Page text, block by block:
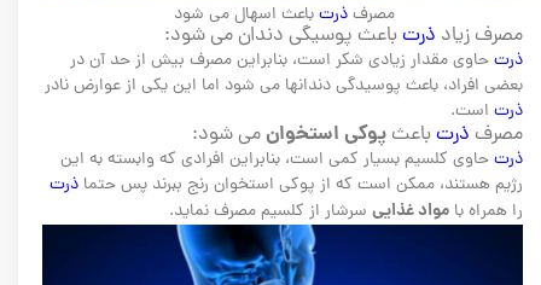
مصرفذرتباعث اسهال می شود
مصرف زیاد ذرتباعث پوسیگی دندان می شود:
ذرتحاوی مقدار زیادی شکر است، بنابراین مصرف بیش از حد آن در
بعضی افراد، باعث پوسیدگی دندانها می شود اما این یکی از عوارض نادر
ذرت است.
مصرف ذرتباعث پوکی استخوان می شود:
ذرتحاوی کلسیم بسیار کمی است، بنابراین افرادی که وابسته به این
رژیم هستند، ممکن است که از پوکی استخوان رنج ببرند پس حتما ذرت
را همراه با مواد غذایی سرشار از کلسیم مصرف نماید.